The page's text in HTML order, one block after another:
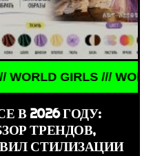
GIRLS /// WORLD
В 2026 ГОДУ:
ТРЕНДОВ,
СТИЛИЗАЦИИ